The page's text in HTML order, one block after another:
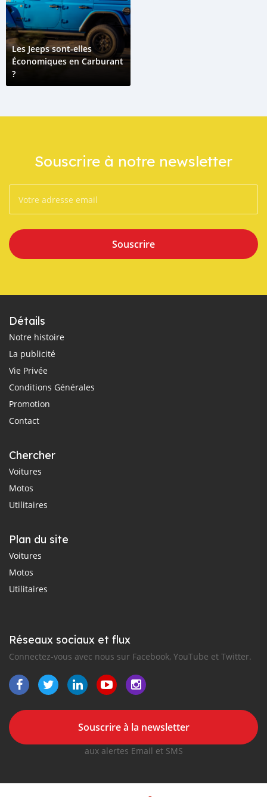
Les Jeeps sont-elles
Économiques en Carburant
?
Souscrire à notre newsletter
Souscrire
Détails
Notre histoire
La publicité
Vie Privée
Conditions Générales
Promotion
Contact
Chercher
Voitures
Motos
Utilitaires
Plan du site
Voitures
Motos
Utilitaires
Réseaux sociaux et flux
Connectez-vous avec nous sur Facebook, YouTube et Twitter.
Souscrire à la newsletter
aux alertes Email et SMS